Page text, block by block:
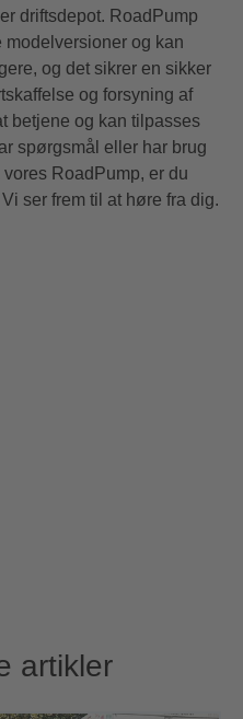
driftsdepot. RoadPump
og kan
og det sikrer en sikker
og forsyning af
betjene og kan tilpasses
spørgsmål eller har brug
RoadPump, er du
ser frem til at høre fra dig.
artikler